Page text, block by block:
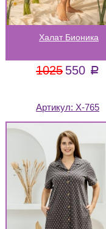
Халат Бионика
1025 550 a
Артикул: Х-765